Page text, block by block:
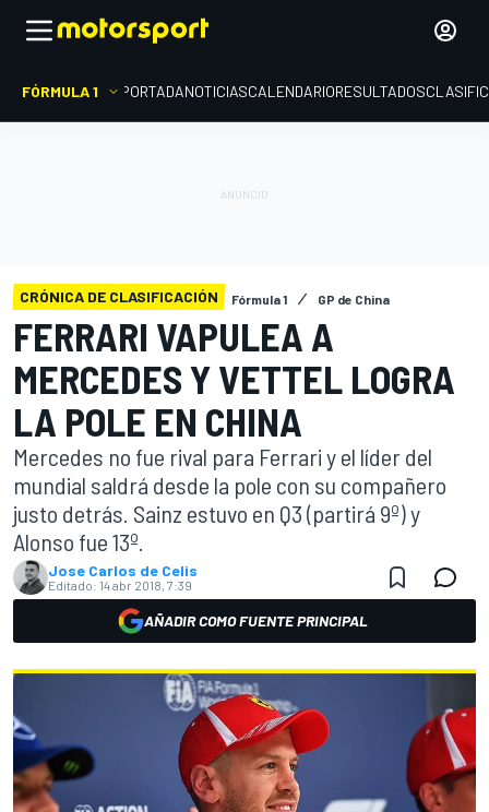
FÓRMULA 1 PORTADANOTICIASCALENDARIORESULTADOS
CRÓNICA DE CLASIFICACIÓN Fórmula 1 GP de China
FERRARI VAPULEA A
MERCEDES Y VETTEL LOGRA
LA POLE EN CHINA
Mercedes no fue rival para Ferrari y el líder del
mundial saldrá desde la pole con su compañero
justo detrás. Sainz estuvo en Q3 (partirá 9º) y
Alonso fue 13º.
Jose Carlos de Celis
Editado: 14 abr 2018, 7:39
AÑADIR COMO FUENTE PRINCIPAL